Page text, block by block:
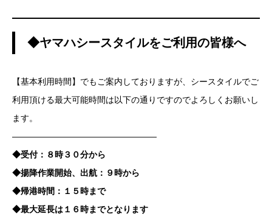
◆ヤマハシースタイルをご利用の皆様へ
【基本利用時間】でもご案内しておりますが、シースタイルでご
利用頂ける最大可能時間は以下の通りですのでよろしくお願いし
ます。
—————————————————
◆受付：８時３０分から
◆揚降作業開始、出航：９時から
◆帰港時間：１５時まで
◆最大延長は１６時までとなります